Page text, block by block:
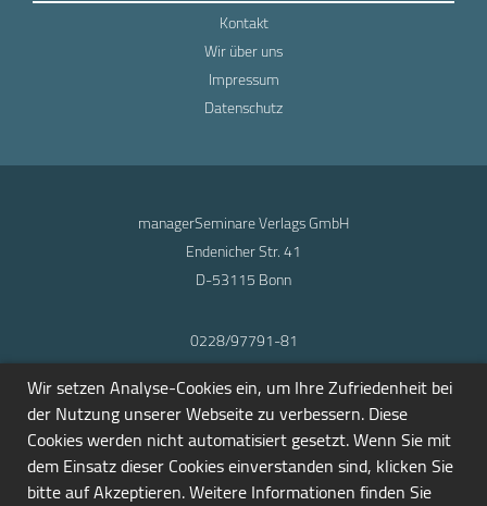
Kontakt
Wir über uns
Impressum
Datenschutz
managerSeminare Verlags GmbH
Endenicher Str. 41
D-53115 Bonn
0228/97791-81
info@seminarmarkt.de
© 2001-2026
Wir setzen Analyse-Cookies ein, um Ihre Zufriedenheit bei
der Nutzung unserer Webseite zu verbessern. Diese
Cookies werden nicht automatisiert gesetzt. Wenn Sie mit
dem Einsatz dieser Cookies einverstanden sind, klicken Sie
bitte auf Akzeptieren. Weitere Informationen finden Sie